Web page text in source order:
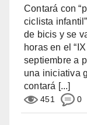
Contará con
ciclista
de bicis y se
horas en el
septiembre a
una iniciativa
contará [...]
451 0